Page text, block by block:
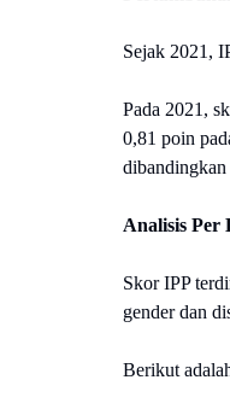
Sejak 2021,
Pada 2021,
0,81 poin
dibandingkan
Analisis Per
Skor IPP
gender dan
Berikut